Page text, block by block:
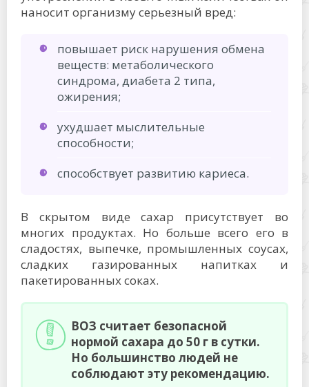
наносит организму серьезный вред:
повышает риск нарушения обмена
веществ: метаболического
синдрома, диабета 2 типа,
ожирения;
ухудшает мыслительные
способности;
способствует развитию кариеса.
В скрытом виде сахар присутствует во
многих продуктах. Но больше всего его в
сладостях, выпечке, промышленных соусах,
сладких газированных напитках и
пакетированных соках.
ВОЗ считает безопасной
нормой сахара до 50 г в сутки.
Но большинство людей не
соблюдают эту рекомендацию.